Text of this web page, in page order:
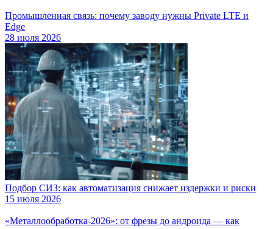
Промышленная связь: почему заводу нужны Private LTE и
Edge
28 июля 2026
Подбор СИЗ: как автоматизация снижает издержки и риски
15 июля 2026
«Металлообработка-2026»: от фрезы до андроида — как